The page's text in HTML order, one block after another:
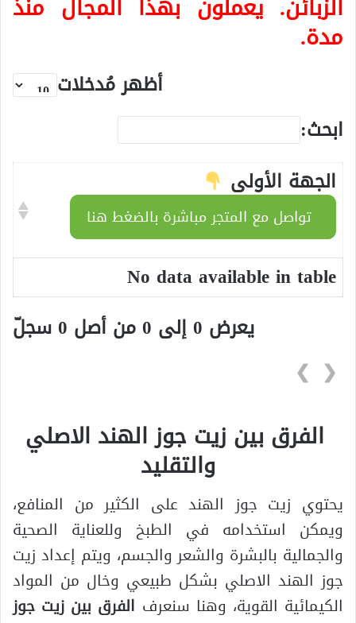
مدة.
أظهر مُدخلات
ابحث:
الجهة الأولى
تواصل مع المتجر مباشرة بالضغط هنا
No data available in table
يعرض 0 إلى 0 من أصل 0 سجلّ
❮
❯
الفرق بين زيت جوز الهند الاصلي
والتقليد
يحتوي زيت جوز الهند على الكثير من المنافع،
ويمكن استخدامه في الطبخ وللعناية الصحية
والجمالية بالبشرة والشعر والجسم، ويتم إعداد زيت
جوز الهند الاصلي بشكل طبيعي وخال من المواد
الكيمائية القوية، وهنا سنعرف الفرق بين زيت جوز